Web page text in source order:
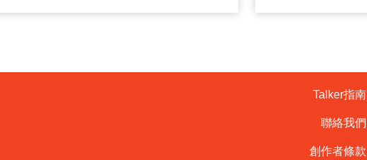
Talker指南
聯絡我們
創作者條款